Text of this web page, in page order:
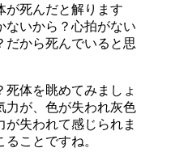
が死んだと解ります
ないから？心拍がない
だから死んでいると思
体を眺めてみましょ
力が、色が失われ灰色
失われて感じられま
ことですね。